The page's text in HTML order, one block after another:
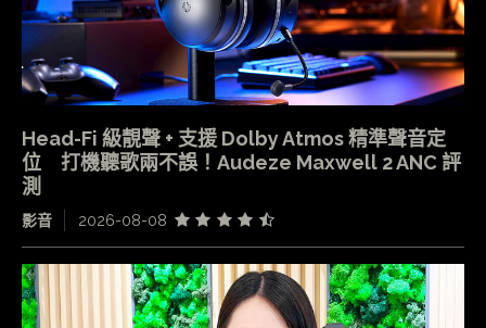
Head-Fi 級靚聲 + 支援 Dolby Atmos 精準聲音定
位 打機聽歌兩不誤！Audeze Maxwell 2 ANC 評
測
影音 2026-08-08